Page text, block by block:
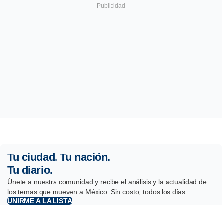
Tu ciudad. Tu nación.
Tu diario.
Únete a nuestra comunidad y recibe el análisis y la actualidad de
los temas que mueven a México. Sin costo, todos los días.
UNIRME A LA LISTA